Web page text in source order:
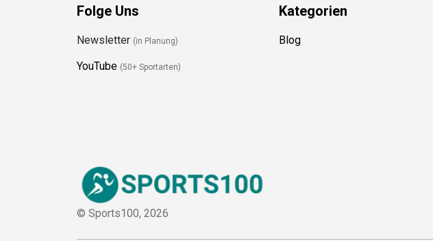
Folge Uns
Newsletter (in Planung)
YouTube (50+ Sportarten)
Kategorien
Blog
© Sports100, 2026